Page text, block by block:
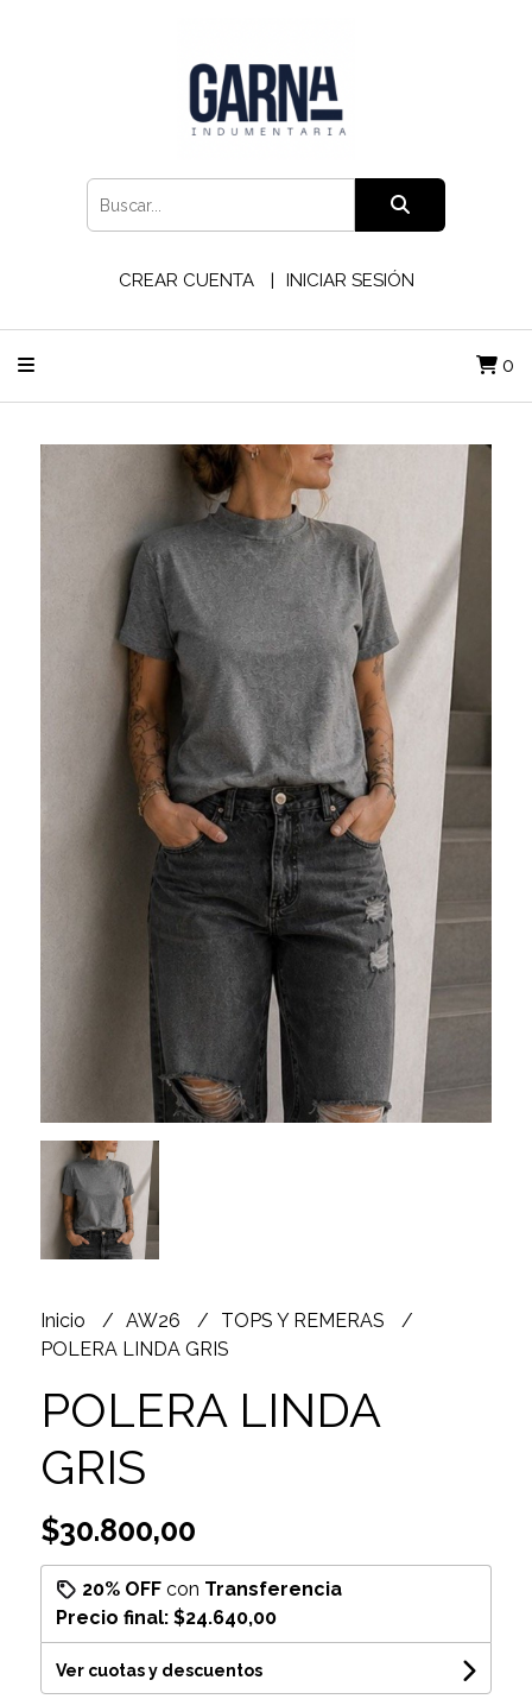
CREAR CUENTA INICIAR SESIÓN
0
Inicio AW26
TOPS Y REMERAS
POLERA LINDA GRIS
POLERA LINDA
GRIS
$30.800,00
20% OFFcon Transferencia
Precio final: $24.640,00
Ver cuotas y descuentos